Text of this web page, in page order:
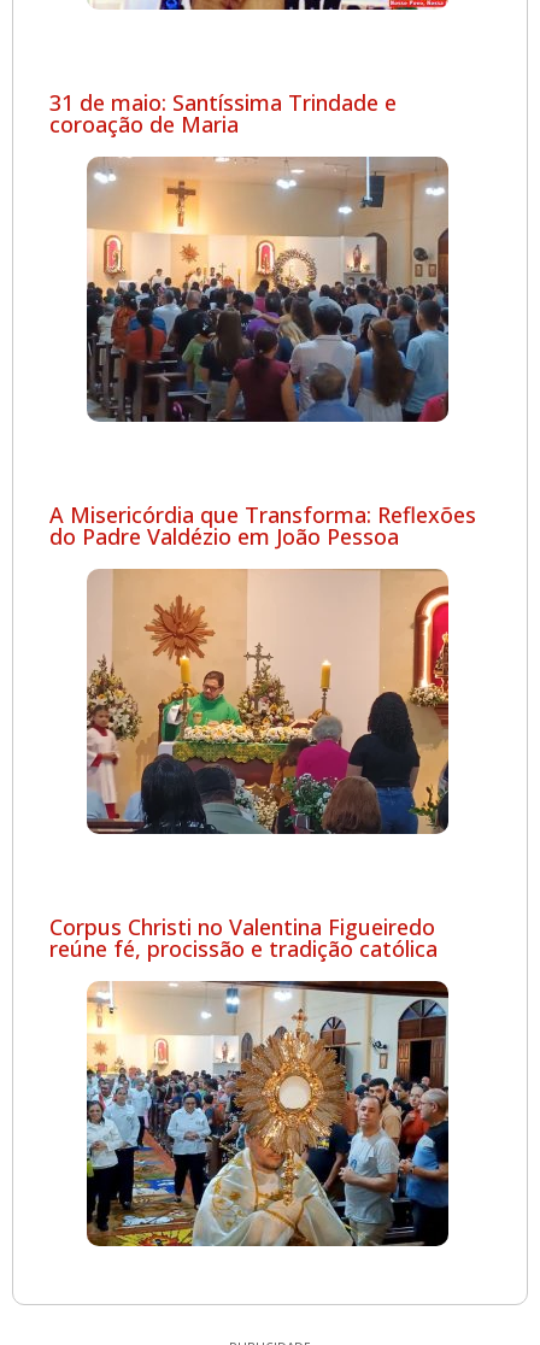
31 de maio: Santíssima Trindade e
coroação de Maria
A Misericórdia que Transforma: Reflexões
do Padre Valdézio em João Pessoa
Corpus Christi no Valentina Figueiredo
reúne fé, procissão e tradição católica